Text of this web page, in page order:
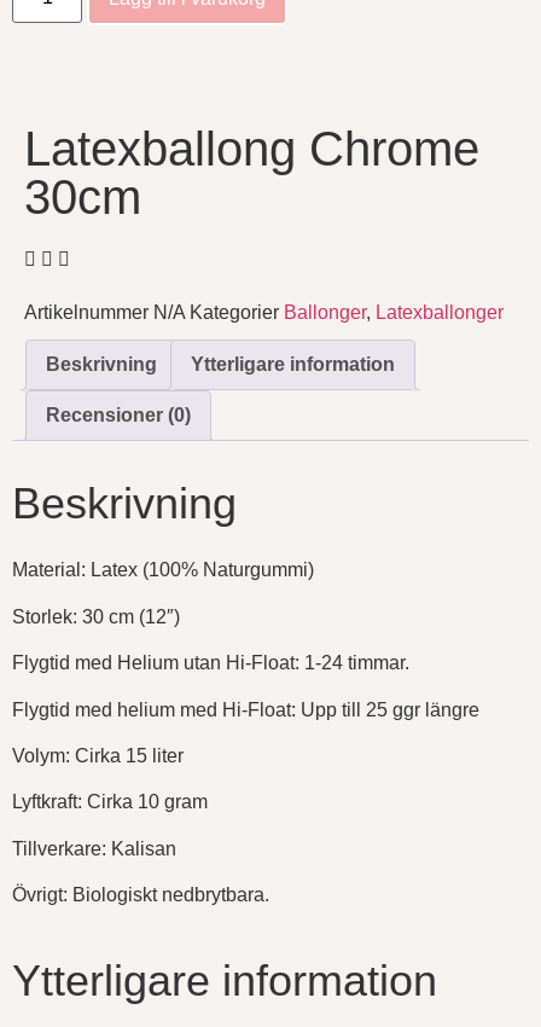
chrome-white-gold 7 kr
Latexballong Chrome
30cm
Artikelnummer N/A Kategorier Ballonger, Latexballonger
Beskrivning Ytterligare information
Recensioner (0)
Beskrivning
Material: Latex (100% Naturgummi)
Storlek: 30 cm (12″)
Flygtid med Helium utan Hi-Float: 1-24 timmar.
Flygtid med helium med Hi-Float: Upp till 25 ggr längre
Volym: Cirka 15 liter
Lyftkraft: Cirka 10 gram
Tillverkare: Kalisan
Övrigt: Biologiskt nedbrytbara.
Ytterligare information